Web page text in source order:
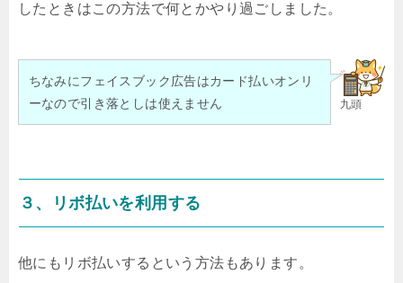
したときはこの方法で何とかやり過ごしました。
九頭
ちなみにフェイスブック広告はカード払いオンリ
ーなので引き落としは使えません
３、リボ払いを利用する
他にもリボ払いするという方法もあります。